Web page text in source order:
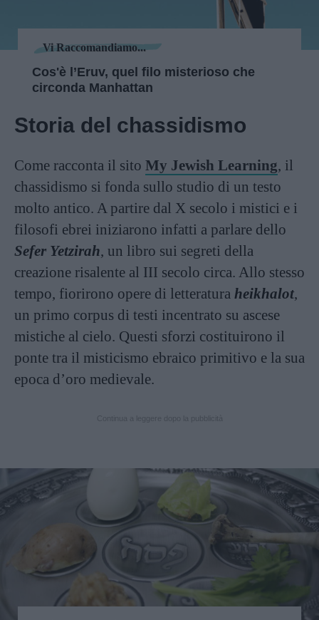
Vi Raccomandiamo...
Cos'è l’Eruv, quel filo misterioso che
circonda Manhattan
Storia del chassidismo
Come racconta il sito My Jewish Learning, il
chassidismo si fonda sullo studio di un testo
molto antico. A partire dal X secolo i mistici e i
filosofi ebrei iniziarono infatti a parlare dello
Sefer Yetzirah, un libro sui segreti della
creazione risalente al III secolo circa. Allo stesso
tempo, fiorirono opere di letteratura heikhalot,
un primo corpus di testi incentrato su ascese
mistiche al cielo. Questi sforzi costituirono il
ponte tra il misticismo ebraico primitivo e la sua
epoca d’oro medievale.